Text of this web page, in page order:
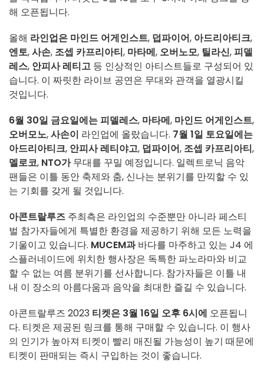
해 오픈됩니다.
올해 라인업은 마인드 어게인스트, 덥파이어, 아드리아티크,
엔토,사손, 조셉 카프리아티, 마타메, 오버노모, 틸라신,피델
레스, 안피사 레티고 등 인상적인 아티스트들로 구성되어 있
습니다. 이 짜릿한 라이브 공연은 무대와 관객을 열광시킬
것입니다.
6월 30일 금요일에는피델레스, 마타메, 마인드 어게인스트,
오버모노,사손이 라인업에 올랐습니다. 7월 1일 토요일에는
아드리아티크, 안피사 레티야고, 덥파이어, 조셉 카프리아티,
멜로코, NTO가무대를 꾸밀 예정입니다. 일렉트로닉 음악
팬들은 이틀 동안 축제와 춤, 신나는 분위기를 만끽할 수 있
는 기회를 갖게 될 것입니다.
아콘트랄루즈 주최측은 라인업의 수준뿐만 아니라 페스티
벌 참가자들에게 특별한 환경을 제공하기 위해 모든 노력을
기울이고 있습니다. MUCEM과바다를 마주하고 있는 J4 에
스플러네이드에 위치한 행사장은 독특한 파노라마와 비교
할 수 없는 여름 분위기를 선사합니다. 참가자들은 이틀 내
내 이 장소의 아름다움과 음악을 최대한 즐길 수 있습니다.
아콘트랄루즈 2023 티켓은 3월 16일 오후 6시에 오픈됩니
다. 티켓은 제공된 링크를 통해 구매할 수 있습니다. 이 행사
의 인기가 높아져 티켓이 빨리 매진될 가능성이 높기 때문에
티켓이 판매되는 즉시 구입하는 것이 좋습니다.